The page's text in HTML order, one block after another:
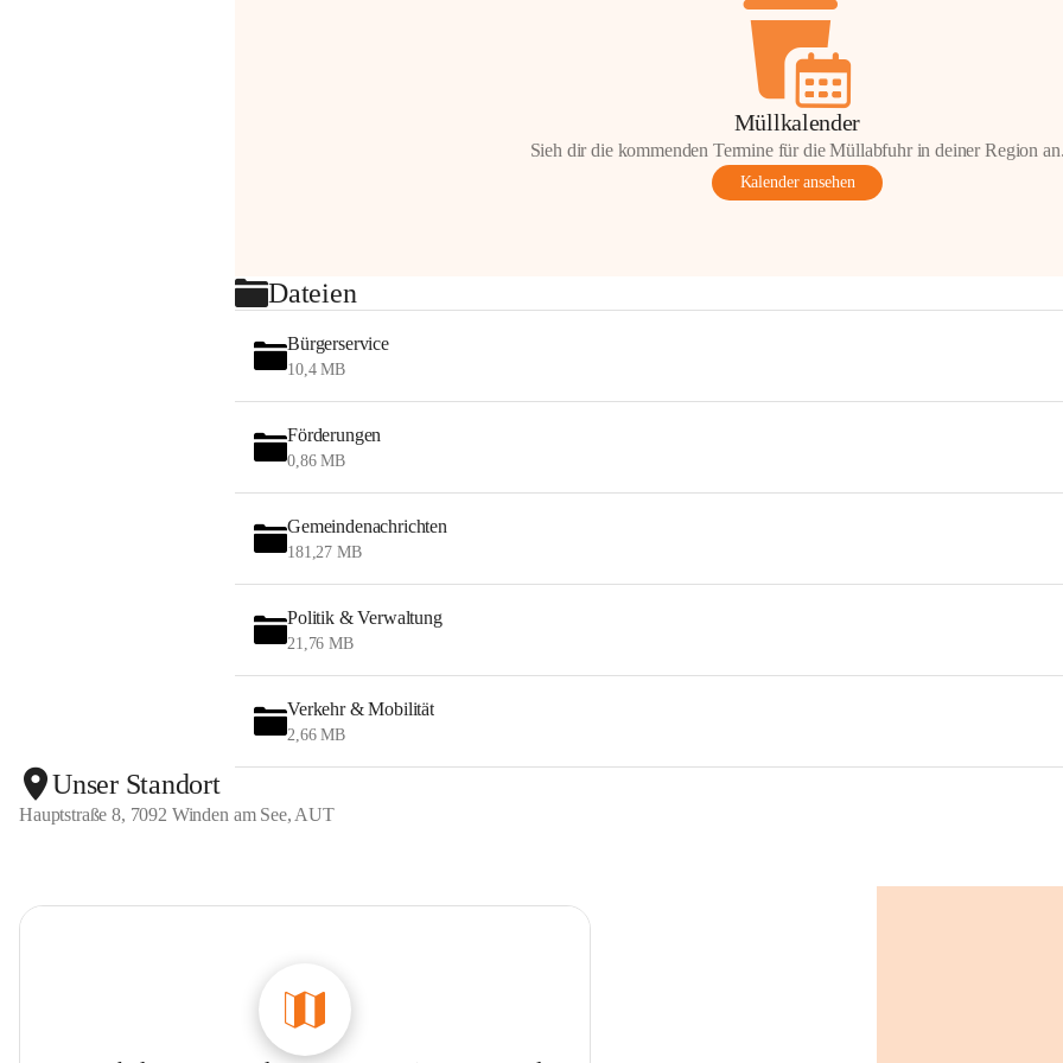
Müllkalender
Sieh dir die kommenden Termine für die Müllabfuhr in deiner Region
Kalender ansehen
Dateien
Bürgerservice
10,4 MB
Förderungen
0,86 MB
Gemeindenachrichten
181,27 MB
Politik & Verwaltung
21,76 MB
Verkehr & Mobilität
2,66 MB
Unser Standort
Hauptstraße 8, 7092 Winden am See, AUT